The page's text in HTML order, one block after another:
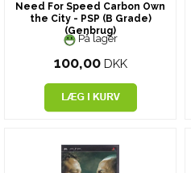
Need For Speed Carbon Own
the City - PSP (B Grade)
(Genbrug)
På lager
100,00 DKK